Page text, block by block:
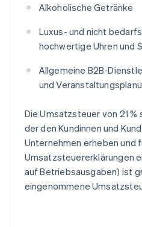
Alkoholische Getränke
Luxus- und nicht
hochwertige Uhren und
Allgemeine B2B-
und
Die Umsatzsteuer von 21
der den Kundinnen und
Unternehmen erheben und
Umsatzsteuererklärungen
auf Betriebsausgaben) ist
eingenommene